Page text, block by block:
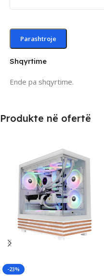
Shqyrtime
Ende pa shqyrtime.
Produkte në ofertë
-23%